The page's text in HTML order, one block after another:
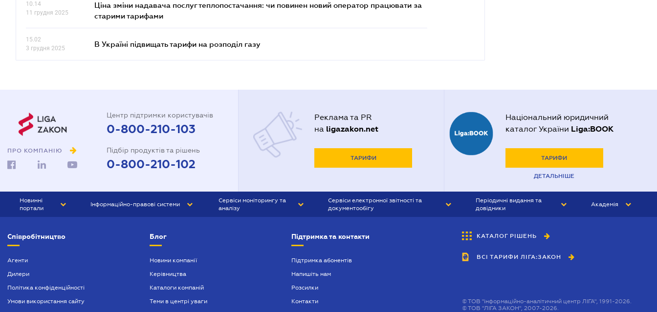
10.14
11 грудня 2025
Ціна зміни надавача послуг теплопостачання: чи повинен новий оператор працювати за
старими тарифами
15.02
3 грудня 2025
В Україні підвищать тарифи на розподіл газу
ПРО КОМПАНІЮ
Центр підтримки користувачів
0-800-210-103
Підбір продуктів та рішень
0-800-210-102
Реклама та PR
на ligazakon.net
ТАРИФИ
Національний юридичний
каталог України Liga:BOOK
ТАРИФИ
ДЕТАЛЬНІШЕ
Новинні
портали
БІЗНЕС
Інформаційно-правові системи
БУХГАЛТЕР ПРОФ
Сервіси моніторингу та
аналізу
Сервіси електронної звітності та
документообігу
Періодичні видання та
довідники
БУХГАЛТЕР&ЗАКОН
ВІСНИК МСФЗ
Академія
Співробітництво
Агенти
Дилери
Політика конфіденційності
Умови використання сайту
Блог
Новини компанії
Керівництва
Каталоги компаній
Теми в центрі уваги
Підтримка та контакти
Підтримка абонентів
Напишіть нам
Розсилки
Контакти
КАТАЛОГ РІШЕНЬ
ВСІ ТАРИФИ ЛІГА:ЗАКОН
©ТОВ "інформаційно-аналітичний центр ЛІГА", 1991-2026.
©ТОВ "ЛІГА ЗАКОН", 2007-2026.